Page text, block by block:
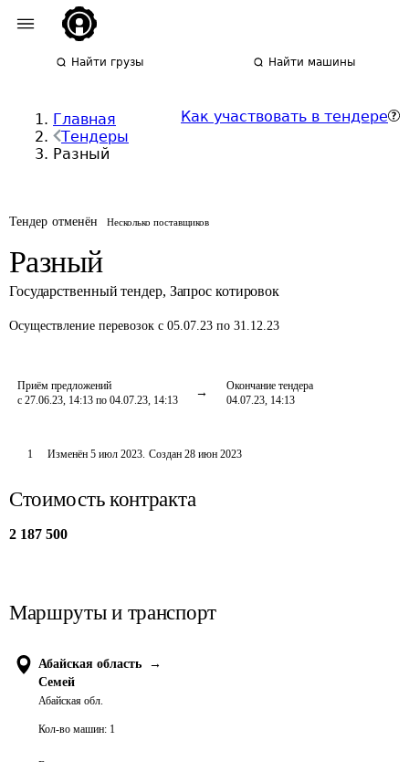
Найти грузы Найти машины
Главная
Тендеры
Разный
Как участвовать в тендере
Тендер отменён Несколько поставщиков
Разный
Государственный тендер, Запрос котировок
Осуществление перевозок с 05.07.23 по 31.12.23
Приём предложений
с 27.06.23, 14:13 по 04.07.23, 14:13
Окончание тендера
04.07.23, 14:13
1 Изменён 5 июл 2023. Создан 28 июн 2023
Стоимость контракта
2 187 500
Маршруты и транспорт
Абайская область
→
Семей
Абайская обл.
Кол-во машин: 1